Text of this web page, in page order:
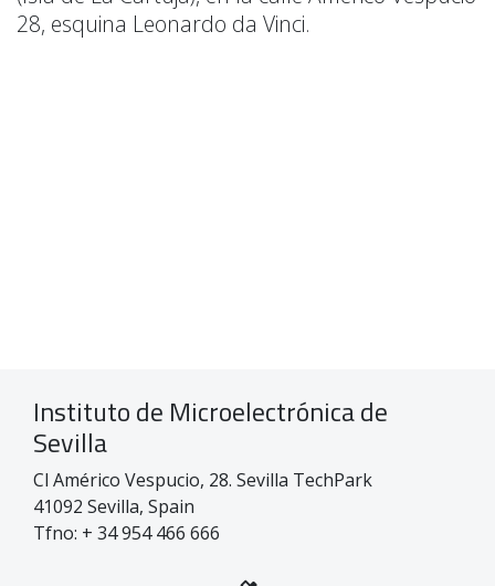
28, esquina Leonardo da Vinci.
Instituto de Microelectrónica de
Sevilla
Cl Américo Vespucio, 28. Sevilla TechPark
41092 Sevilla, Spain
Tfno: + 34 954 466 666